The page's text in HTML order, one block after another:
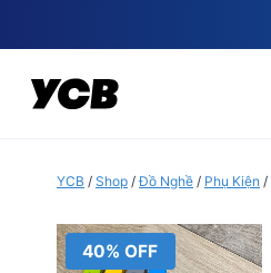
to
content
YCB / Shop /Đồ Nghề / Phụ Kiện /
40% OFF